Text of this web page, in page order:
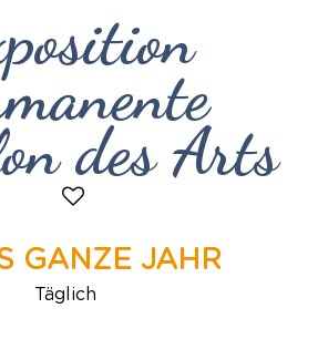
des Arts
GANZE JAHR
Täglich